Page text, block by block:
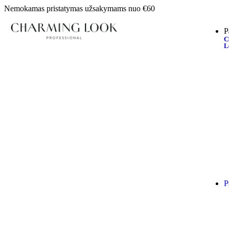
Nemokamas pristatymas užsakymams nuo €60